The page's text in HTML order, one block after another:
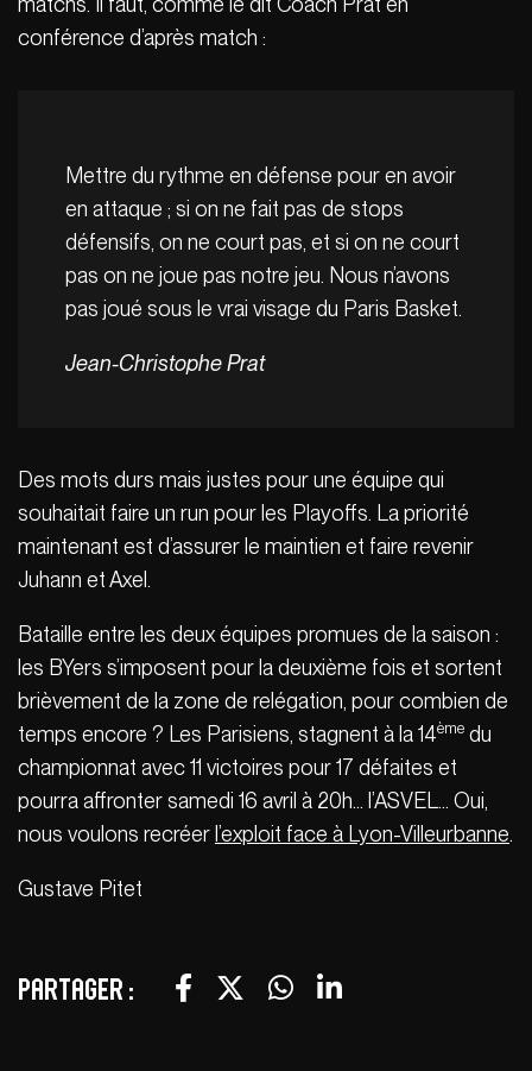
conférence d’après match :
Mettre du rythme en défense pour en avoir
en attaque ; si on ne fait pas de stops
défensifs, on ne court pas, et si on ne court
pas on ne joue pas notre jeu. Nous n’avons
pas joué sous le vrai visage du Paris Basket.
Jean-Christophe Prat
Des mots durs mais justes pour une équipe qui
souhaitait faire un run pour les Playoffs. La priorité
maintenant est d’assurer le maintien et faire revenir
Juhann et Axel.
Bataille entre les deux équipes promues de la saison :
les BYers s’imposent pour la deuxième fois et sortent
brièvement de la zone de relégation, pour combien de
temps encore ? Les Parisiens, stagnent à la 14ème du
championnat avec 11 victoires pour 17 défaites et
pourra affronter samedi 16 avril à 20h… l’ASVEL… Oui,
nous voulons recréer l’exploit face à Lyon-Villeurbanne
Gustave Pitet
Partager :